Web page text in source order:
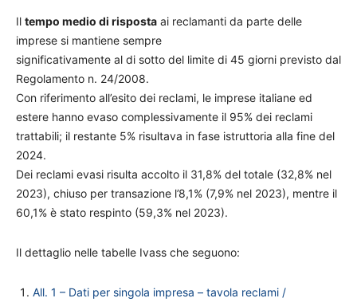
Il tempo medio di risposta ai reclamanti da parte delle
imprese si mantiene sempre
significativamente al di sotto del limite di 45 giorni previsto dal
Regolamento n. 24/2008.
Con riferimento all’esito dei reclami, le imprese italiane ed
estere hanno evaso complessivamente il 95% dei reclami
trattabili; il restante 5% risultava in fase istruttoria alla fine del
2024.
Dei reclami evasi risulta accolto il 31,8% del totale (32,8% nel
2023), chiuso per transazione l’8,1% (7,9% nel 2023), mentre il
60,1% è stato respinto (59,3% nel 2023).
Il dettaglio nelle tabelle Ivass che seguono:
All. 1 – Dati per singola impresa – tavola reclami /